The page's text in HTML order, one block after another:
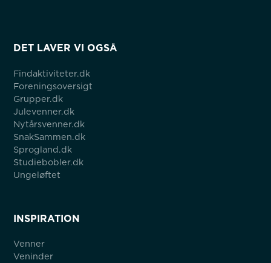
DET LAVER VI OGSÅ
Findaktiviteter.dk
Foreningsoversigt
Grupper.dk
Julevenner.dk
Nytårsvenner.dk
SnakSammen.dk
Sprogland.dk
Studiebobler.dk
Ungeløftet
INSPIRATION
Venner
Veninder